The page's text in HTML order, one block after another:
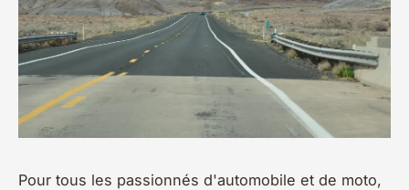
Pour tous les passionnés d'automobile et de moto,